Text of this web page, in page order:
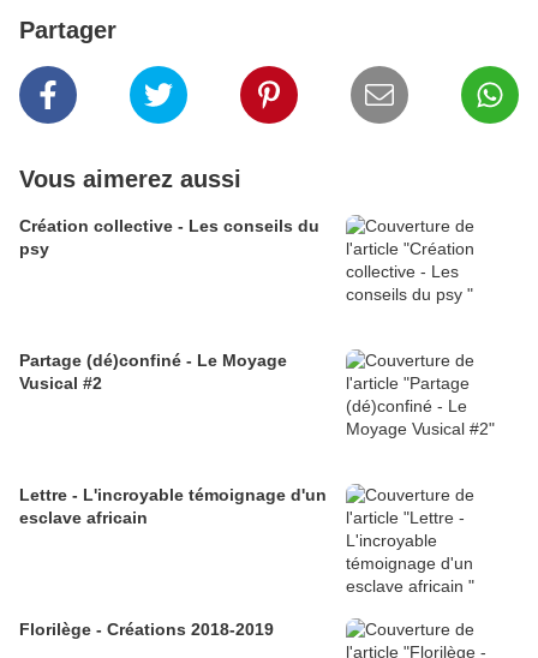
Partager
Vous aimerez aussi
Création collective - Les conseils du
psy
Partage (dé)confiné - Le Moyage
Vusical #2
Lettre - L'incroyable témoignage d'un
esclave africain
Florilège - Créations 2018-2019